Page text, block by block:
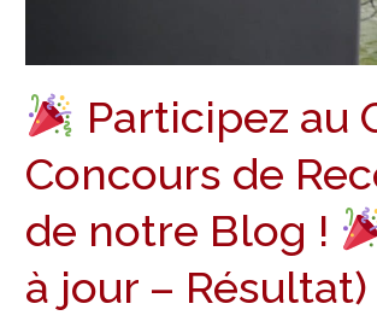
Participez au
Concours de
de notre Blog !
à jour – Résultat)
Résultat)